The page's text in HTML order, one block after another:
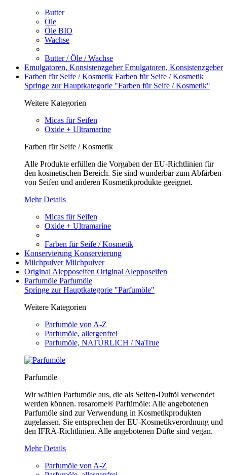
Butter
Öle
Öle BIO
Wachse
Butter / Öle / Wachse
Emulgatoren, KonsistenzgeberEmulgatoren, Konsistenzgeber
Farben für Seife / Kosmetik Farben für Seife / Kosmetik
Springe zur Hauptkategorie "Farben für Seife / Kosmetik"
Weitere Kategorien
Micas für Seifen
Oxide + Ultramarine
Farben für Seife / Kosmetik
Alle Produkte erfüllen die Vorgaben der EU-Richtlinien für
den kosmetischen Bereich. Sie sind wunderbar zum Abfärben
von Seifen und anderen Kosmetikprodukte geeignet.
Mehr Details
Micas für Seifen
Oxide + Ultramarine
Farben für Seife / Kosmetik
Konservierung Konservierung
MilchpulverMilchpulver
Original Alepposeifen Original Alepposeifen
Parfumöle Parfumöle
Springe zur Hauptkategorie "Parfumöle"
Weitere Kategorien
Parfumöle von A-Z
Parfumöle, allergenfrei
Parfumöle, NATÜRLICH / NaTrue
Parfumöle
Wir wählen Parfumöle aus, die als Seifen-Duftöl verwendet
werden können. rosarome® Parfümöle: Alle angebotenen
Parfumöle sind zur Verwendung in Kosmetikprodukten
zugelassen. Sie entsprechen der EU-Kosmetikverordnung und
den IFRA-Richtlinien. Alle angebotenen Düfte sind vegan.
Mehr Details
Parfumöle von A-Z